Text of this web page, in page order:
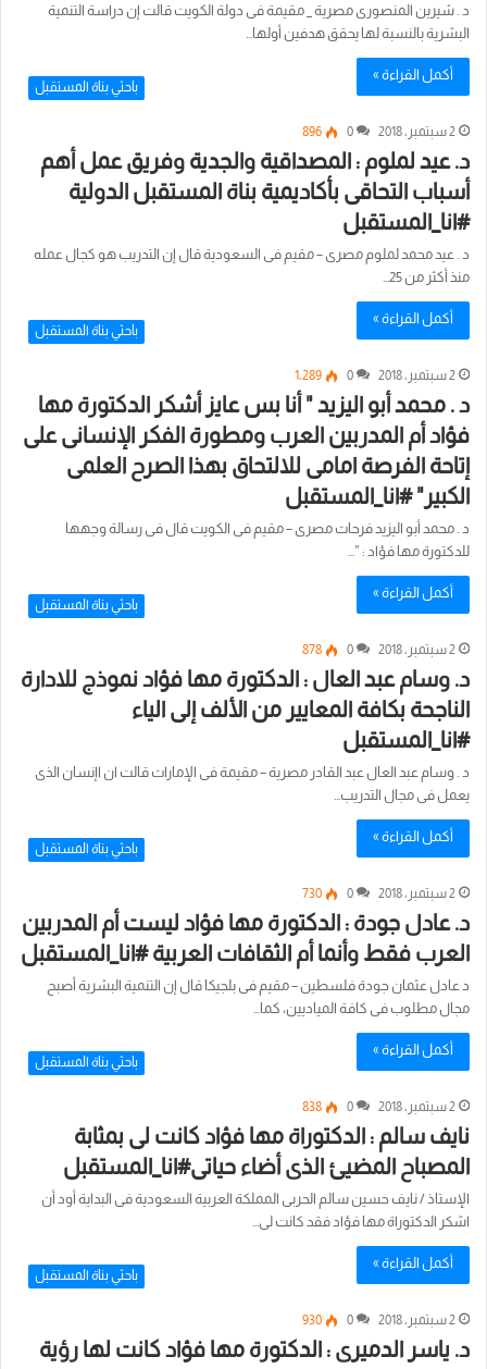
د . شيرين المنصورى مصرية _ مقيمة فى دولة الكويت قالت إن دراسة التنمية
البشرية بالنسبة لها يحقق هدفين أولها…
أكمل القراءة »
باحثي بناة المستقبل
2 سبتمبر، 2018 0
896
د. عيد لملوم : المصداقية والجدية وفريق عمل أهم
أسباب التحاقى بأكاديمية بناة المستقبل الدولية
#انا_المستقبل
د . عيد محمد لملوم مصرى – مقيم فى السعودية قال إن التدريب هو كجال عمله
منذ أكثر من 25…
أكمل القراءة »
باحثي بناة المستقبل
2 سبتمبر، 2018 0 1٬289
د . محمد أبو اليزيد " أنا بس عايز أشكر الدكتورة مها
فؤاد أم المدربين العرب ومطورة الفكر الإنسانى على
إتاحة الفرصة امامى للالتحاق بهذا الصرح العلمى
الكبير" #انا_المستقبل
د . محمد أبو اليزيد فرحات مصرى – مقيم فى الكويت قال فى رسالة وجهها
للدكتورة مها فؤاد : ”…
أكمل القراءة »
باحثي بناة المستقبل
2 سبتمبر، 2018 0
878
د. وسام عبد العال : الدكتورة مها فؤاد نموذج للادارة
الناجحة بكافة المعايير من الألف إلى الياء
#انا_المستقبل
د . وسام عبد العال عبد القادر مصرية – مقيمة فى الإمارات قالت ان اإنسان الذى
يعمل فى مجال التدريب…
أكمل القراءة »
باحثي بناة المستقبل
2 سبتمبر، 2018 0
730
د. عادل جودة : الدكتورة مها فؤاد ليست أم المدربين
العرب فقط وأنما أم الثقافات العربية #انا_المستقبل
د عادل عثمان جودة فلسطين – مقيم فى بلجيكا قال إن التنمية البشرية أصبح
مجال مطلوب فى كافة المياديين، كما…
أكمل القراءة »
باحثي بناة المستقبل
2 سبتمبر، 2018 0
838
نايف سالم : الدكتوراة مها فؤاد كانت لى بمثابة
المصباح المضيئ الذى أضاء حياتى#انا_المستقبل
الإستاذ / نايف حسين سالم الحربى المملكة العربية السعودية فى البداية أود أن
اشكر الدكتوراة مها فؤاد فقد كانت لى…
أكمل القراءة »
باحثي بناة المستقبل
2 سبتمبر، 2018 0
930
د. ياسر الدميرى : الدكتورة مها فؤاد كانت لها رؤية